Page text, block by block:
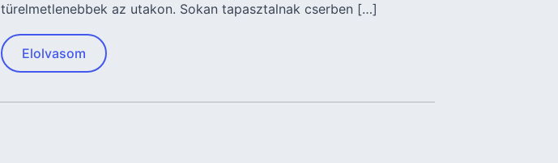
türelmetlenebbek az utakon. Sokan tapasztalnak cserben […]
Elolvasom